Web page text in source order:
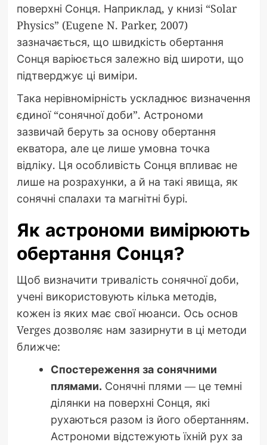
поверхні Сонця. Наприклад, у книзі “Solar
Physics” (Eugene N. Parker, 2007)
зазначається, що швидкість обертання
Сонця варіюється залежно від широти, що
підтверджує ці виміри.
Така нерівномірність ускладнює визначення
єдиної “сонячної доби”. Астрономи
зазвичай беруть за основу обертання
екватора, але це лише умовна точка
відліку. Ця особливість Сонця впливає не
лише на розрахунки, а й на такі явища, як
сонячні спалахи та магнітні бурі.
Як астрономи вимірюють
обертання Сонця?
Щоб визначити тривалість сонячної доби,
учені використовують кілька методів,
кожен із яких має свої нюанси. Ось основ
Verges дозволяє нам зазирнути в ці методи
ближче:
Спостереження за сонячними
плямами. Сонячні плями — це темні
ділянки на поверхні Сонця, які
рухаються разом із його обертанням.
Астрономи відстежують їхній рух за